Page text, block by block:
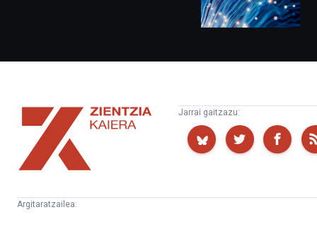
Zientzia
Kaiera
Jarrai gaitzazu:
Argitaratzailea: